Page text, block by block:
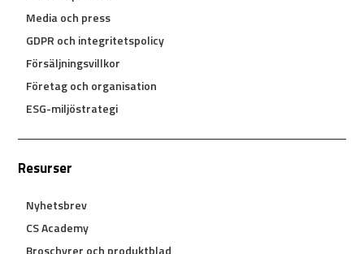
Media och press
GDPR och integritetspolicy
Försäljningsvillkor
Företag och organisation
ESG-miljöstrategi
Resurser
Nyhetsbrev
CS Academy
Broschyrer och produktblad